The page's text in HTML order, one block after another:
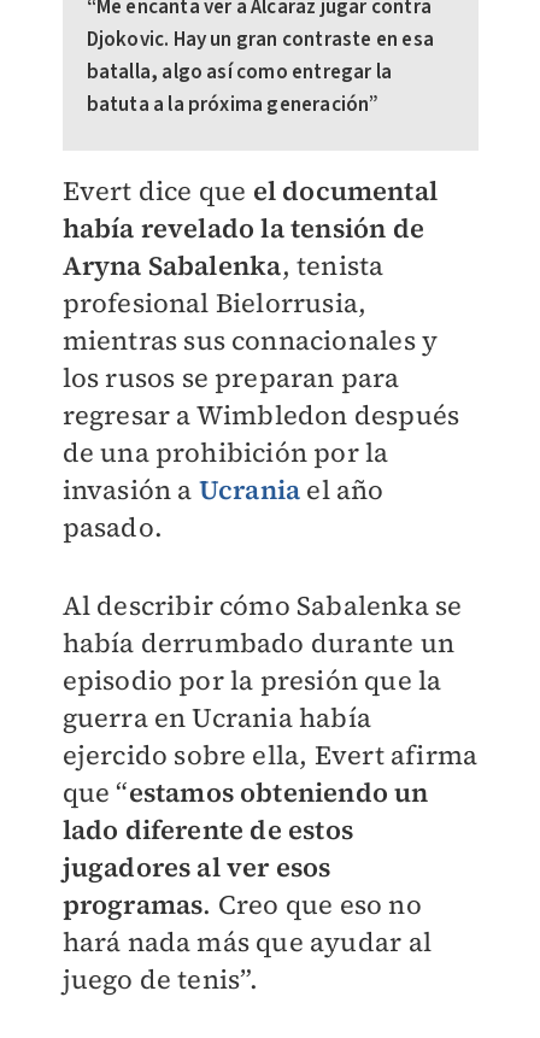
“Me encanta ver a Alcaraz jugar contra
Djokovic. Hay un gran contraste en esa
batalla, algo así como entregar la
batuta a la próxima generación”
Evert dice que el documental
había revelado la tensión de
Aryna Sabalenka, tenista
profesional Bielorrusia,
mientras sus connacionales y
los rusos se preparan para
regresar a Wimbledon después
de una prohibición por la
invasión a Ucrania el año
pasado.
Al describir cómo Sabalenka se
había derrumbado durante un
episodio por la presión que la
guerra en Ucrania había
ejercido sobre ella, Evert afirma
que “estamos obteniendo un
lado diferente de estos
jugadores al ver esos
programas. Creo que eso no
hará nada más que ayudar al
juego de tenis”.